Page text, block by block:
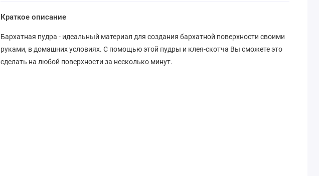
Краткое описание
Бархатная пудра - идеальный материал для создания бархатной поверхности своими
руками, в домашних условиях. С помощью этой пудры и клея-скотча Вы сможете это
сделать на любой поверхности за несколько минут.